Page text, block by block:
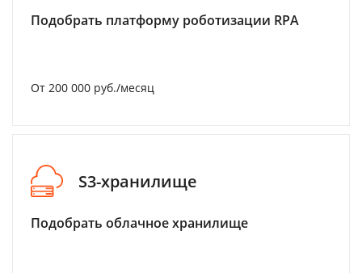
Подобрать платформу роботизации RPA
От 200 000 руб./месяц
S3-хранилище
Подобрать облачное хранилище